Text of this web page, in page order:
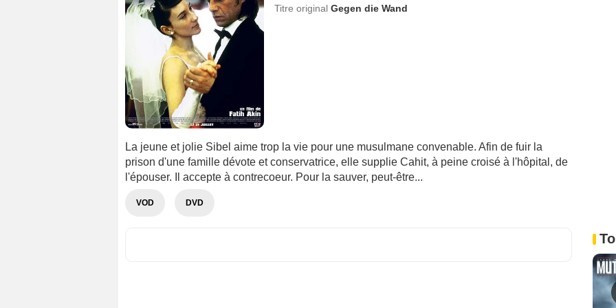
Titre original Gegen die Wand
La jeune et jolie Sibel aime trop la vie pour une musulmane convenable. Afin de fuir la
prison d'une famille dévote et conservatrice, elle supplie Cahit, à peine croisé à l'hôpital, de
l'épouser. Il accepte à contrecoeur. Pour la sauver, peut-être...
VOD DVD